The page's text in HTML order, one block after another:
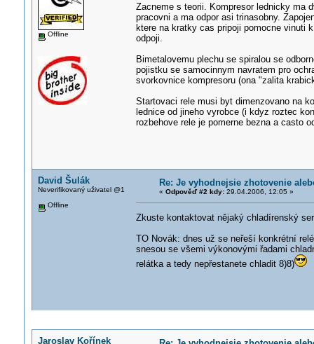
Offline
Zacneme s teorii. Kompresor lednicky ma
pracovni a ma odpor asi trinasobny.
ktere na kratky cas pripoji pomocne vinuti
odpoji.
Bimetalovemu plechu se spiralou se
pojistku se samocinnym navratem pro
svorkovnice kompresoru (ona "zalita
Startovaci rele musi byt dimenzovano na
lednice od jineho vyrobce (i kdyz roztec
rozbehove rele je pomerne bezna a casto
David Šulák
Neverifikovaný uživatel @1
Offline
Re: Je vyhodnejsie zhotovenie
« Odpověď #2 kdy:29.04.2006, 12:05 »
Zkuste kontaktovat nějaký chladírenský
TO Novák: dnes už se neřeší konkrétní
snesou se všemi výkonovými řadami
relátka a tedy nepřestanete chladit 8)8)
Jaroslav Kořínek